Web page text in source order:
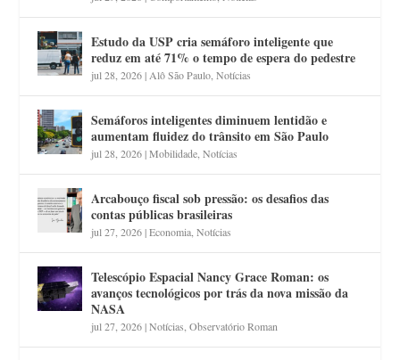
Estudo da USP cria semáforo inteligente que
reduz em até 71% o tempo de espera do pedestre
jul 28, 2026| Alô São Paulo ,Notícias
Semáforos inteligentes diminuem lentidão e
aumentam fluidez do trânsito em São Paulo
jul 28, 2026|Mobilidade ,Notícias
Arcabouço fiscal sob pressão: os desafios das
contas públicas brasileiras
jul 27, 2026|Economia ,Notícias
Telescópio Espacial Nancy Grace Roman: os
avanços tecnológicos por trás da nova missão da
NASA
jul 27, 2026|Notícias ,Observatório Roman